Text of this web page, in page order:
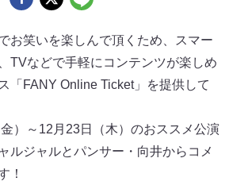
お笑いを楽しんで頂くため、スマー
TVなどで手軽にコンテンツが楽しめ
「FANY Online Ticket」を提供して
）～12月23日（木）のおススメ公演
ルジャルとパンサー・向井からコメ
！